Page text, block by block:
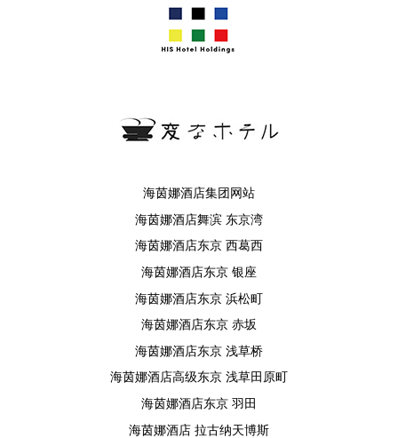
海茵娜酒店集团网站
海茵娜酒店舞滨 东京湾
海茵娜酒店东京 西葛西
海茵娜酒店东京 银座
海茵娜酒店东京 浜松町
海茵娜酒店东京 赤坂
海茵娜酒店东京 浅草桥
海茵娜酒店高级东京 浅草田原町
海茵娜酒店东京 羽田
海茵娜酒店 拉古纳天博斯